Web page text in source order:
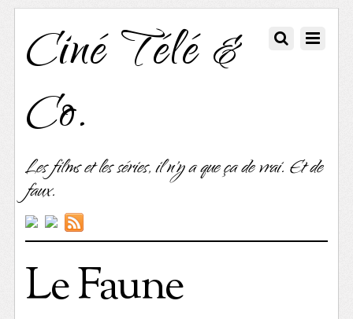
Ciné Télé &
Co.
Les films et les séries, il n'y a que ça de vrai. Et de
faux.
Le Faune